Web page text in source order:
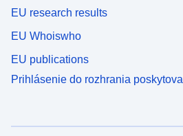
EU research results
EU Whoiswho
EU publications
Prihlásenie do rozhrania